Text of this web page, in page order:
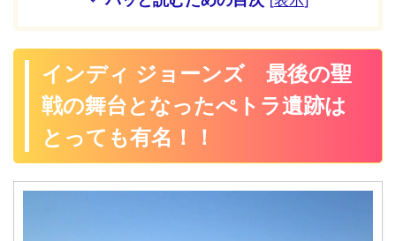
インディ ジョーンズ 最後の聖
戦の舞台となったぺトラ遺跡は
とっても有名！！